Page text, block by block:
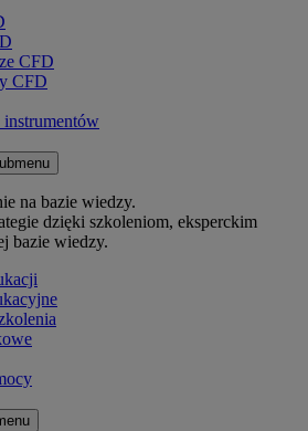
CFD
CFD
instrumentów
na bazie wiedzy.
dzięki szkoleniom, eksperckim
bazie wiedzy.